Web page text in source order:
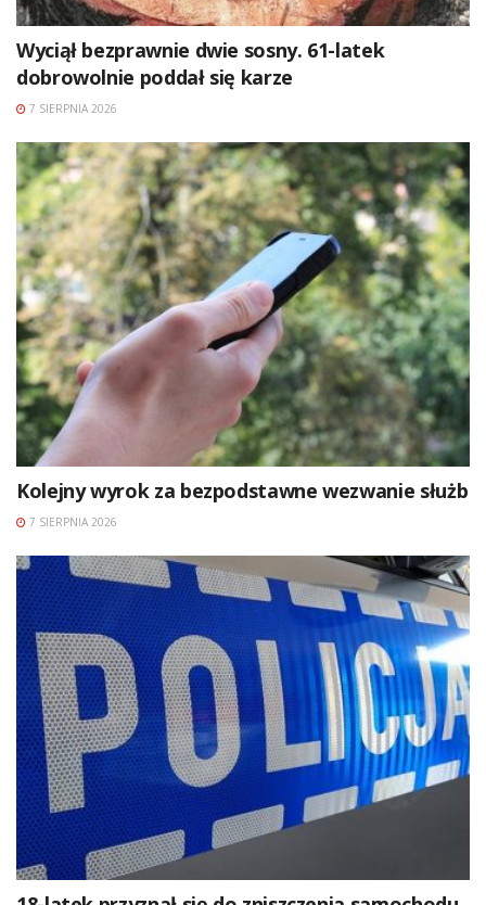
Wyciął bezprawnie dwie sosny. 61-latek
dobrowolnie poddał się karze
7 SIERPNIA 2026
Kolejny wyrok za bezpodstawne wezwanie służb
7 SIERPNIA 2026